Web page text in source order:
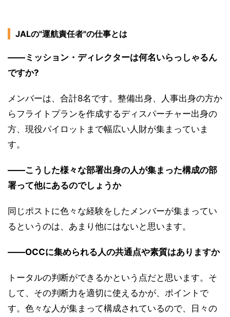
JALの"運航責任者"の仕事とは
――ミッション・ディレクターは何名いらっしゃるん
ですか?
メンバーは、合計8名です。整備出身、人事出身の方か
らフライトプランを作成するディスパーチャー出身の
方、現役パイロットまで幅広い人財が集まっていま
す。
――こうした様々な部署出身の人が集まった構成の部
署って他にあるのでしょうか
同じポストに色々な経験をしたメンバーが集まってい
るというのは、あまり他にはないと思います。
――OCCに集められる人の共通点や素質はありますか
トータルの判断ができるかという点だと思います。そ
して、その判断力を適切に使えるかが、ポイントで
す。色々な人が集まって構成されているので、日々の